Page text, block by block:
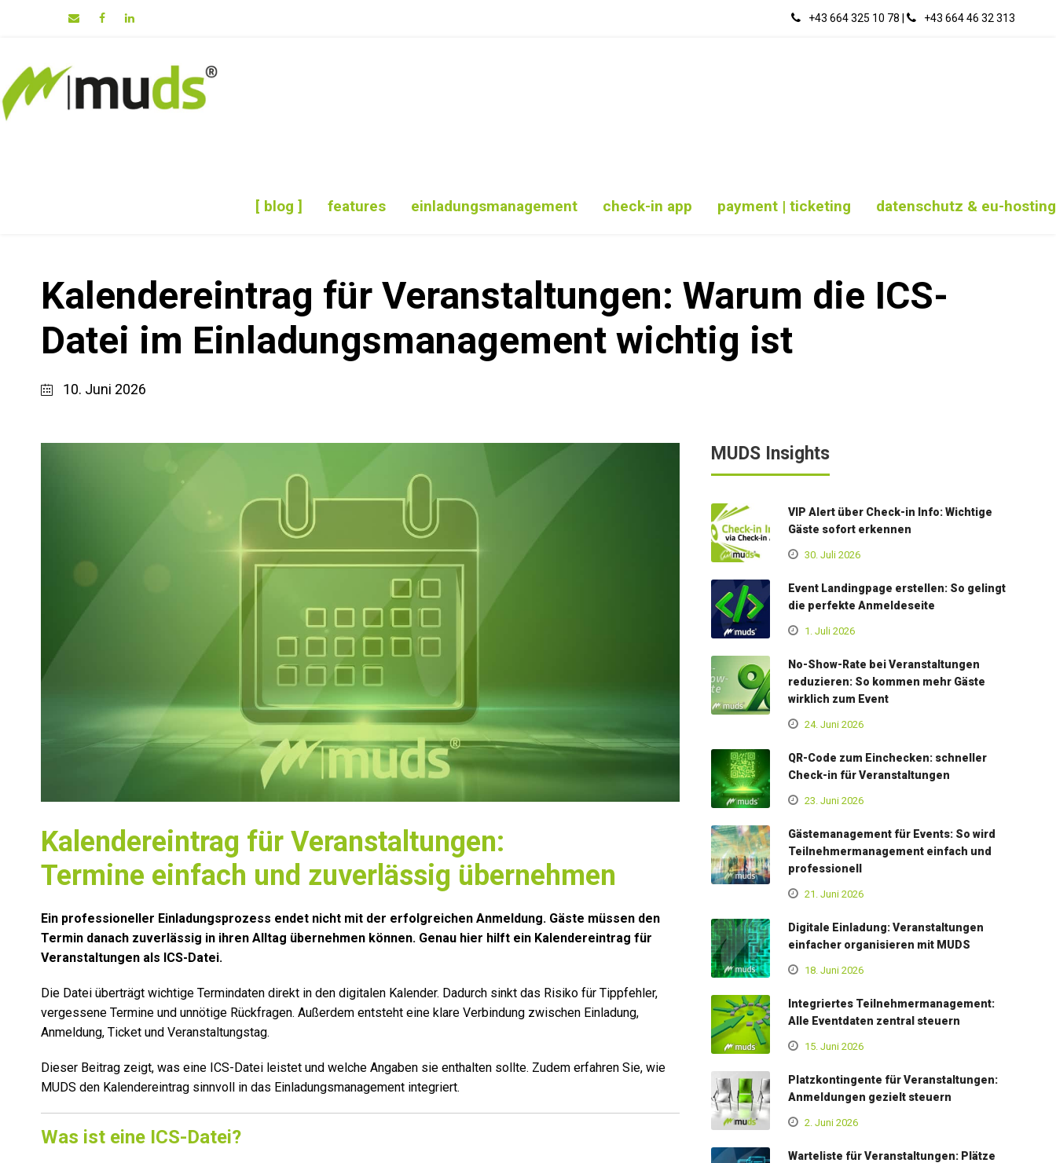
+43 664 325 10 78 ‭+43 664 46 32 313‬
[ blog ] features einladungsmanagement check-in app payment | ticketing datenschutz & eu-hosting
Kalendereintrag für Veranstaltungen: Warum die ICS-
Datei im Einladungsmanagement wichtig ist
10. Juni 2026
Kalendereintrag für Veranstaltungen:
Termine einfach und zuverlässig übernehmen
Ein professioneller Einladungsprozess endet nicht mit der erfolgreichen Anmeldung. Gäste müssen den
Termin danach zuverlässig in ihren Alltag übernehmen können. Genau hier hilft ein Kalendereintrag für
Veranstaltungen als ICS-Datei.
Die Datei überträgt wichtige Termindaten direkt in den digitalen Kalender. Dadurch sinkt das Risiko für Tippfehler,
vergessene Termine und unnötige Rückfragen. Außerdem entsteht eine klare Verbindung zwischen Einladung,
Anmeldung, Ticket und Veranstaltungstag.
Dieser Beitrag zeigt, was eine ICS-Datei leistet und welche Angaben sie enthalten sollte. Zudem erfahren Sie, wie
MUDS den Kalendereintrag sinnvoll in das Einladungsmanagement integriert.
Was ist eine ICS-Datei?
MUDS Insights
VIP Alert über Check-in Info: Wichtige
Gäste sofort erkennen
30. Juli 2026
Event Landingpage erstellen: So gelingt
die perfekte Anmeldeseite
1. Juli 2026
No-Show-Rate bei Veranstaltungen
reduzieren: So kommen mehr Gäste
wirklich zum Event
24. Juni 2026
QR-Code zum Einchecken: schneller
Check-in für Veranstaltungen
23. Juni 2026
Gästemanagement für Events: So wird
Teilnehmermanagement einfach und
professionell
21. Juni 2026
Digitale Einladung: Veranstaltungen
einfacher organisieren mit MUDS
18. Juni 2026
Integriertes Teilnehmermanagement:
Alle Eventdaten zentral steuern
15. Juni 2026
Platzkontingente für Veranstaltungen:
Anmeldungen gezielt steuern
2. Juni 2026
Warteliste für Veranstaltungen: Plätze